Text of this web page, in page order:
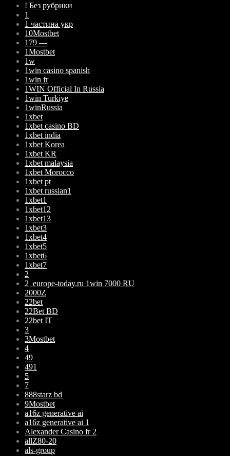
! Без рубрики
1
1 частина укр
10Mostbet
179 —
1Mostbet
1w
1win casino spanish
1win fr
1WIN Official In Russia
1win Turkiye
1winRussia
1xbet
1xbet casino BD
1xbet india
1xbet Korea
1xbet KR
1xbet malaysia
1xbet Morocco
1xbet pt
1xbet russian1
1xbet1
1xbet12
1xbet13
1xbet3
1xbet4
1xbet5
1xbet6
1xbet7
2
2_europe-today.ru 1win 7000 RU
2000Z
22bet
22Bet BD
22bet IT
3
3Mostbet
4
49
491
5
7
888starz bd
9Mostbet
a16z generative ai
a16z generative ai 1
Alexander Casino fr 2
allZ80-20
als-group